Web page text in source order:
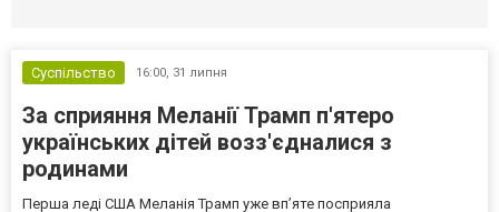
Суспільство 16:00, 31 липня
За сприяння Меланії Трамп п'ятеро
українських дітей возз'єдналися з
родинами
Перша леді США Меланія Трамп уже впʼяте посприяла